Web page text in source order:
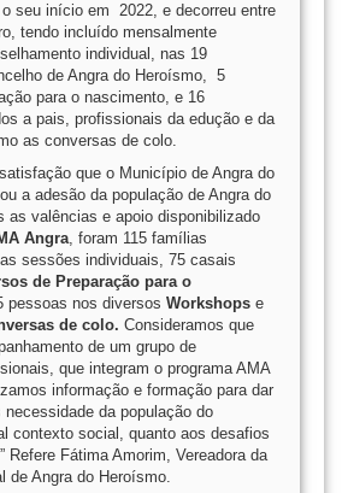
seu início em 2022, e decorreu entre
tendo incluído mensalmente
individual, nas 19
de Angra do Heroísmo, 5
para o nascimento, e 16
a pais, profissionais da edução e da
as conversas de colo.
que o Município de Angra do
a adesão da população de Angra do
as valências e apoio disponibilizado
Angra, foram 115 famílias
sessões individuais, 75 casais
de Preparação para o
pessoas nos diversos Workshops e
de colo. Consideramos que
de um grupo de
que integram o programa AMA
informação e formação para dar
da população do
contexto social, quanto aos desafios
Refere Fátima Amorim, Vereadora da
de Angra do Heroísmo.